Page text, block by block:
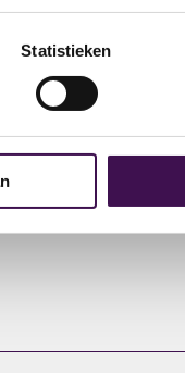
Statistieken
Locaties